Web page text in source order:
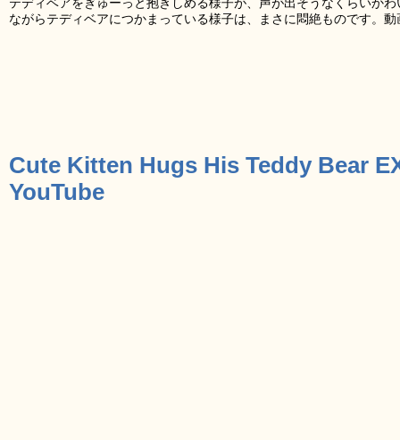
ながらテディベアにつかまっている様子は、まさに悶絶ものです。
Cute Kitten Hugs His Teddy Bear
YouTube